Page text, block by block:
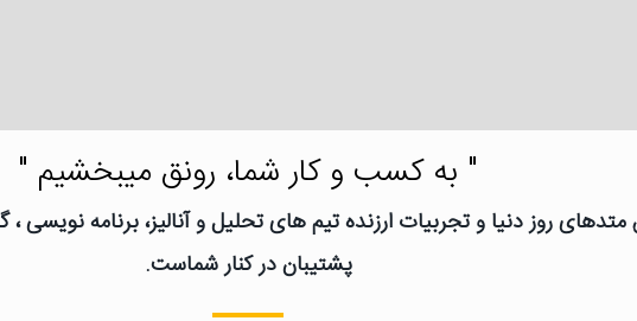
" به کسب و کار شما، رونق میبخشیم "
روز دنیا و تجربیات ارزنده تیم های تحلیل و آنالیز، برنامه
پشتیبان در کنار شماست.